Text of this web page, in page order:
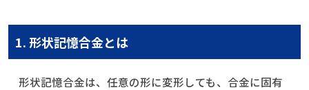
1. 形状記憶合金とは
形状記憶合金は、任意の形に変形しても、合金に固有